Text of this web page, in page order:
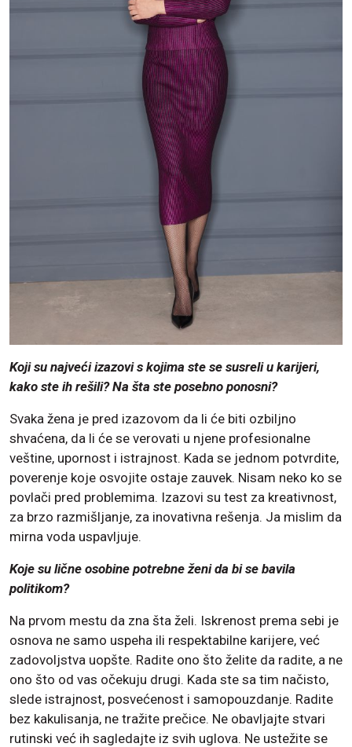
Koji su najveći izazovi s kojima ste se susreli u karijeri,
kako ste ih rešili? Na šta ste posebno ponosni?
Svaka žena je pred izazovom da li će biti ozbiljno
shvaćena, da li će se verovati u njene profesionalne
veštine, upornost i istrajnost. Kada se jednom potvrdite,
poverenje koje osvojite ostaje zauvek. Nisam neko ko se
povlači pred problemima. Izazovi su test za kreativnost,
za brzo razmišljanje, za inovativna rešenja. Ja mislim da
mirna voda uspavljuje.
Koje su lične osobine potrebne ženi da bi se bavila
politikom?
Na prvom mestu da zna šta želi. Iskrenost prema sebi je
osnova ne samo uspeha ili respektabilne karijere, već
zadovoljstva uopšte. Radite ono što želite da radite, a ne
ono što od vas očekuju drugi. Kada ste sa tim načisto,
slede istrajnost, posvećenost i samopouzdanje. Radite
bez kakulisanja, ne tražite prečice. Ne obavljajte stvari
rutinski već ih sagledajte iz svih uglova. Ne ustežite se